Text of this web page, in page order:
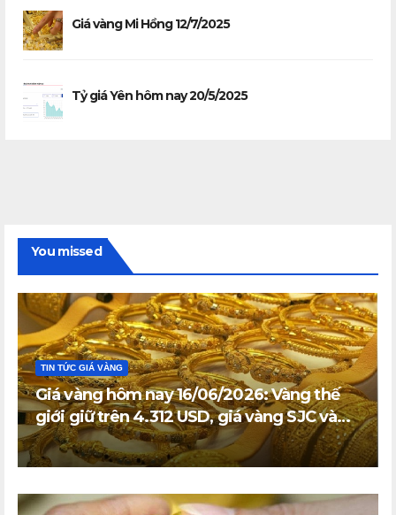
Giá vàng Mi Hồng 12/7/2025
Tỷ giá Yên hôm nay 20/5/2025
You missed
TIN TỨC GIÁ VÀNG
Giá vàng hôm nay 16/06/2026: Vàng thế
giới giữ trên 4.312 USD, giá vàng SJC và
vàng nhẫn trong nước đi ngang